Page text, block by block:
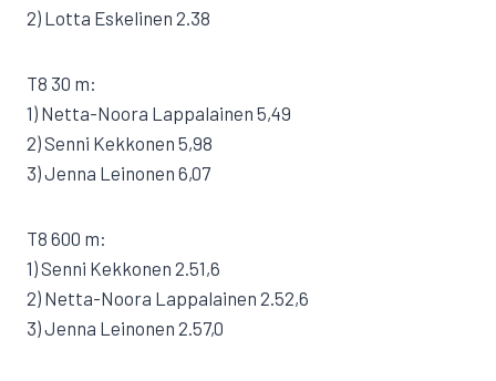
2) Lotta Eskelinen 2.38
T8 30 m:
1) Netta-Noora Lappalainen 5,49
2) Senni Kekkonen 5,98
3) Jenna Leinonen 6,07
T8 600 m:
1) Senni Kekkonen 2.51,6
2) Netta-Noora Lappalainen 2.52,6
3) Jenna Leinonen 2.57,0